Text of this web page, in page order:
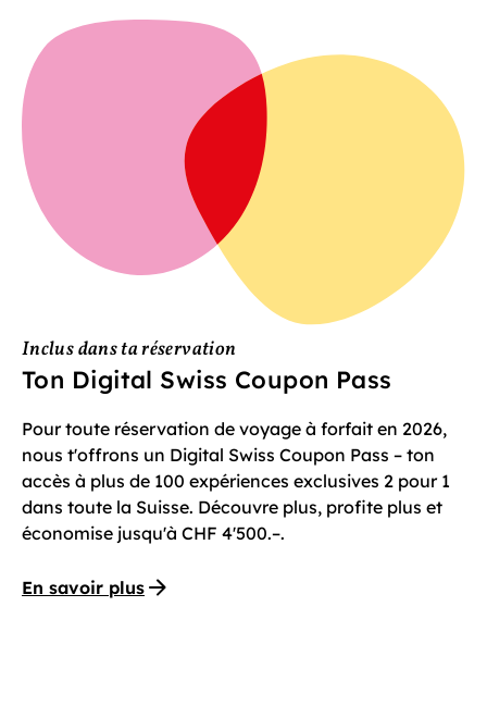
Inclus dans ta réservation
Ton Digital Swiss Coupon Pass
Pour toute réservation de voyage à forfait en 2026,
nous t'offrons un Digital Swiss Coupon Pass – ton
accès à plus de 100 expériences exclusives 2 pour 1
dans toute la Suisse. Découvre plus, profite plus et
économise jusqu'à CHF 4'500.–.
En savoir plus